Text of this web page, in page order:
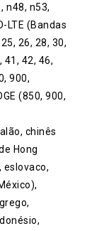
n48, n53,
LTE (Bandas
26, 28, 30,
41, 42, 46,
900,
(850, 900,
chinês
Hong
eslovaco,